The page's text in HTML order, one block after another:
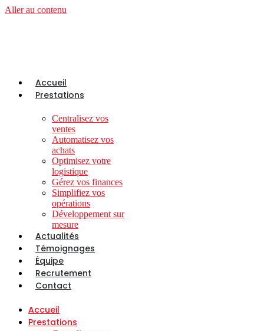
Aller au contenu
Accueil
Prestations
Centralisez vos
ventes
Automatisez vos
achats
Optimisez votre
logistique
Gérez vos finances
Simplifiez vos
opérations
Développement sur
mesure
Actualités
Témoignages
Équipe
Recrutement
Contact
Accueil
Prestations